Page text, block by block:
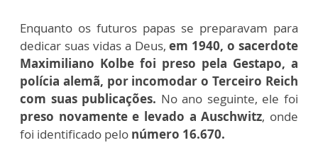
Enquanto os futuros papas se preparavam para
dedicar suas vidas a Deus,em 1940, o sacerdote
Maximiliano Kolbe foi preso pela Gestapo, a
polícia alemã, por incomodar o Terceiro Reich
com suas publicações. No ano seguinte, ele foi
preso novamente e levado a Auschwitz, onde
foi identificado pelo número 16.670.